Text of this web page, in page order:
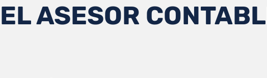
EL ASESOR